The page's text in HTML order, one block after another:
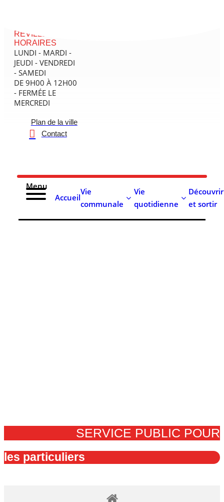
RÉVILLE - SES
HORAIRES
LUNDI - MARDI -
JEUDI - VENDREDI
- SAMEDI
DE 9H00 À 12H00
- FERMÉE LE
MERCREDI
Plan de la ville
Contact
Menu
Accueil
Vie
communale
Vie
quotidienne
Découvrir
et sortir
SERVICE PUBLIC POUR​
les particuliers